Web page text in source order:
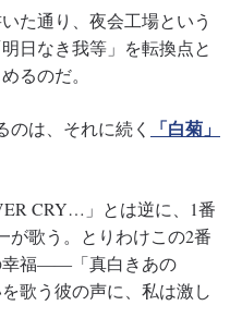
た通り、夜会工場という
日なき我等」を転換点と
るのだ。
のは、それに続く 「白菊」
CRY…」とは逆に、1番
が歌う。とりわけこの2番
幸福――「真白きあの
歌う彼の声に、私は激し